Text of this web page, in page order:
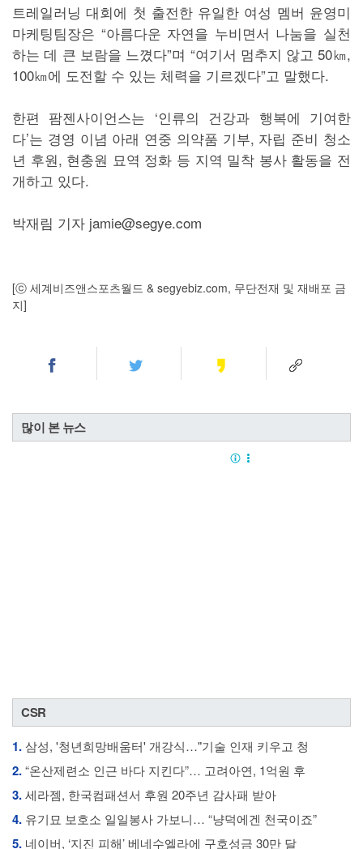
트레일러닝 대회에 첫 출전한 유일한 여성 멤버 윤영미
마케팅팀장은 “아름다운 자연을 누비면서 나눔을 실천
하는 데 큰 보람을 느꼈다”며 “여기서 멈추지 않고 50㎞,
100㎞에 도전할 수 있는 체력을 기르겠다”고 말했다.
한편 팜젠사이언스는 ‘인류의 건강과 행복에 기여한
다’는 경영 이념 아래 연중 의약품 기부, 자립 준비 청소
년 후원, 현충원 묘역 정화 등 지역 밀착 봉사 활동을 전
개하고 있다.
박재림 기자 jamie@segye.com
[ⓒ 세계비즈앤스포츠월드 & segyebiz.com, 무단전재 및 재배포 금
지]
많이 본 뉴스
CSR
1.삼성, '청년희망배움터' 개강식…"기술 인재 키우고 청
2.“온산제련소 인근 바다 지킨다”… 고려아연, 1억원 후
3.세라젬, 한국컴패션서 후원 20주년 감사패 받아
4. 유기묘 보호소 일일봉사 가보니… “냥덕에겐 천국이죠”
5. 네이버, ‘지진 피해’ 베네수엘라에 구호성금 30만 달